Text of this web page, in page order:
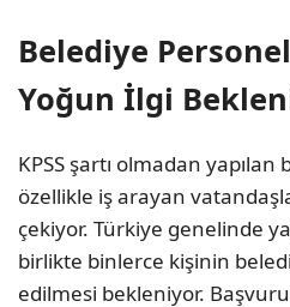
Belediye
Yoğun İlgi
KPSS şartı olmadan yapılan
özellikle iş arayan
çekiyor. Türkiye genelinde
birlikte binlerce kişinin
edilmesi bekleniyor.